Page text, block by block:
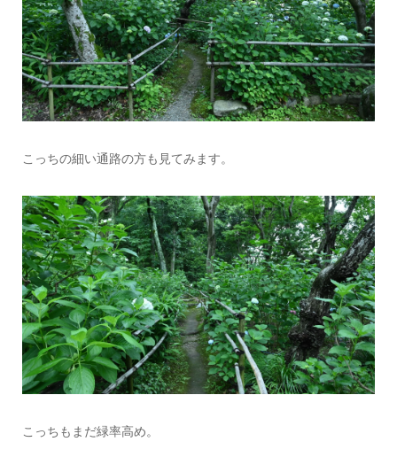
こっちの細い通路の方も見てみます。
こっちもまだ緑率高め。